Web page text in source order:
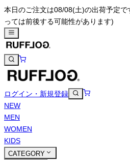
本日のご注文は08/08(土)の出荷予定で
っては前後する可能性があります)
ログイン・新規登録
NEW
MEN
WOMEN
KIDS
CATEGORY